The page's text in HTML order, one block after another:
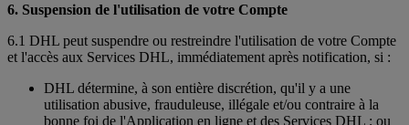
6. Suspension de l'utilisation de votre Compte
6.1 DHL peut suspendre ou restreindre l'utilisation de votre Compte
et l'accès aux Services DHL, immédiatement après notification, si :
DHL détermine, à son entière discrétion, qu'il y a une
utilisation abusive, frauduleuse, illégale et/ou contraire à la
bonne foi de l'Application en ligne et des Services DHL ; ou